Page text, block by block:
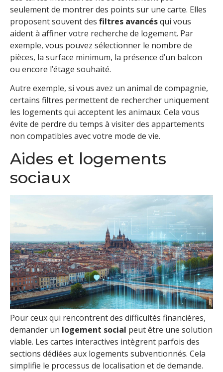
seulement de montrer des points sur une carte. Elles
proposent souvent des filtres avancésqui vous
aident à affiner votre recherche de logement. Par
exemple, vous pouvez sélectionner le nombre de
pièces, la surface minimum, la présence d’un balcon
ou encore l’étage souhaité.
Autre exemple, si vous avez un animal de compagnie,
certains filtres permettent de rechercher uniquement
les logements qui acceptent les animaux. Cela vous
évite de perdre du temps à visiter des appartements
non compatibles avec votre mode de vie.
Aides et logements
sociaux
Pour ceux qui rencontrent des difficultés financières,
demander un logement social peut être une solution
viable. Les cartes interactives intègrent parfois des
sections dédiées aux logements subventionnés. Cela
simplifie le processus de localisation et de demande.